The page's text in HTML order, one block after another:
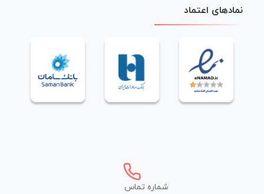
نمادهای اعتماد
شماره تماس